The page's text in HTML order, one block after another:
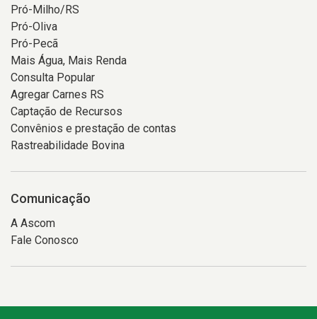
Pró-Milho/RS
Pró-Oliva
Pró-Pecã
Mais Água, Mais Renda
Consulta Popular
Agregar Carnes RS
Captação de Recursos
Convênios e prestação de contas
Rastreabilidade Bovina
Comunicação
A Ascom
Fale Conosco